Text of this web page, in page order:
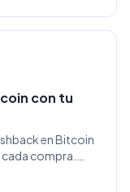
con tu
en Bitcoin
compra.